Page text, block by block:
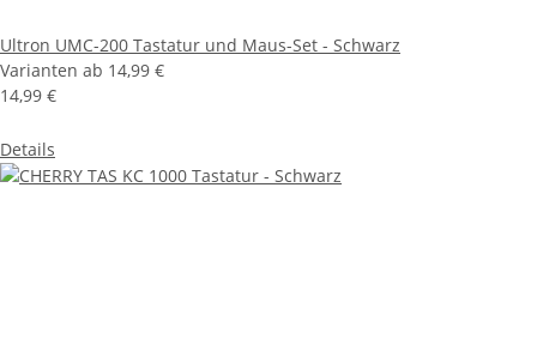
Ultron UMC-200 Tastatur und Maus-Set - Schwarz
Varianten ab 14,99 €
14,99 €
Details